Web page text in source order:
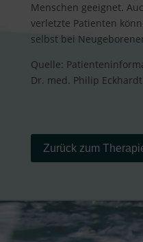
Menschen geeignet.
verletzte Patienten
selbst bei
Quelle:
Dr. med. Philip Eckhardt
Zurück zum